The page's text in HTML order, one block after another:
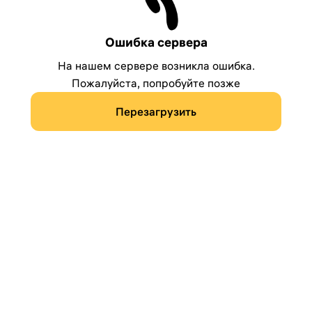
Ошибка сервера
На нашем сервере возникла ошибка.
Пожалуйста, попробуйте позже
Перезагрузить